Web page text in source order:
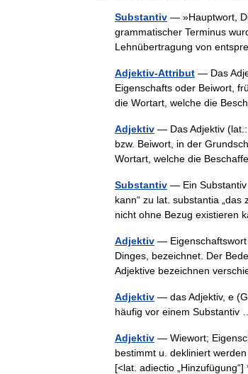
Substantiv — »Hauptwort,
grammatischer Terminus
Lehnübertragung von
Adjektiv-Attribut — Das
Eigenschafts oder Beiwort,
die Wortart, welche die
Adjektiv — Das Adjektiv (lat.:
bzw. Beiwort, in der
Wortart, welche die
Substantiv — Ein Substantiv
kann“ zu lat. substantia
nicht ohne Bezug
Adjektiv — Eigenschaftswort
Dinges, bezeichnet. Der
Adjektive bezeichnen
Adjektiv — das Adjektiv, e
häufig vor einem
Adjektiv — Wiewort;
bestimmt u. dekliniert
[<lat. adiectio